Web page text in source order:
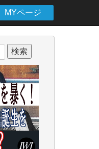
MYページ